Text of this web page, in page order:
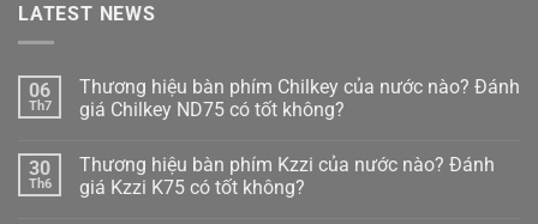
LATEST NEWS
06
Th7
Thương hiệu bàn phím Chilkey của nước nào? Đánh
giá Chilkey ND75 có tốt không?
bình
luận
ở
30
Th6
Thương hiệu bàn phím Kzzi của nước nào? Đánh
giá Kzzi K75 có tốt không?